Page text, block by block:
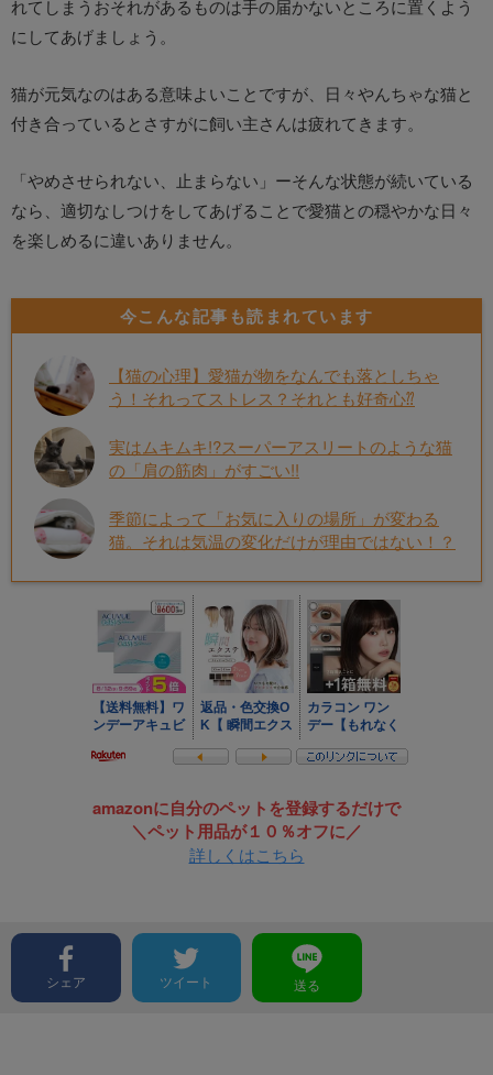
れてしまうおそれがあるものは手の届かないところに置くよう
にしてあげましょう。
猫が元気なのはある意味よいことですが、日々やんちゃな猫と
付き合っているとさすがに飼い主さんは疲れてきます。
「やめさせられない、止まらない」ーそんな状態が続いている
なら、適切なしつけをしてあげることで愛猫との穏やかな日々
を楽しめるに違いありません。
今こんな記事も読まれています
【猫の心理】愛猫が物をなんでも落としちゃ
う！それってストレス？それとも好奇心⁇
実はムキムキ!?スーパーアスリートのような猫
の「肩の筋肉」がすごい!!
季節によって「お気に入りの場所」が変わる
猫。それは気温の変化だけが理由ではない！？
amazonに自分のペットを登録するだけで
＼ペット用品が１０％オフに／
詳しくはこちら
シェア ツイート 送る